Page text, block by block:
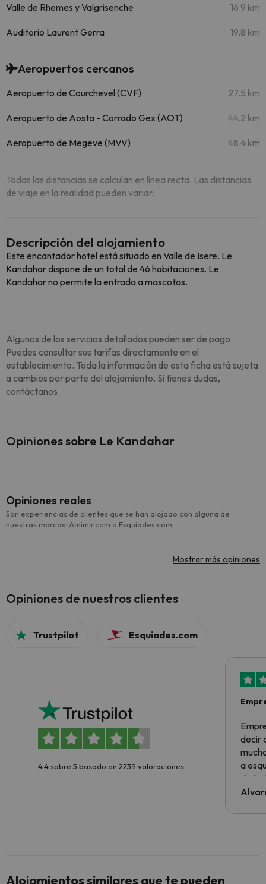
Valle de Rhemes y Valgrisenche 16.9 km
Auditorio Laurent Gerra 19.8 km
Aeropuertos cercanos
Aeropuerto de Courchevel (CVF) 27.5 km
Aeropuerto de Aosta - Corrado Gex (AOT) 44.2 km
Aeropuerto de Megeve (MVV) 48.4 km
Todas las distancias se calculan en línea recta. Las distancias
de viaje en la realidad pueden variar.
Descripción del alojamiento
Este encantador hotel está situado en Valle de Isere. Le
Kandahar dispone de un total de 46 habitaciones. Le
Kandahar no permite la entrada a mascotas.
Algunos de los servicios detallados pueden ser de pago.
Puedes consultar sus tarifas directamente en el
establecimiento. Toda la información de esta ficha está sujeta
a cambios por parte del alojamiento. Si tienes dudas,
contáctanos.
Opiniones sobre Le Kandahar
Opiniones reales
Son experiencias de clientes que se han alojado con alguna de
nuestras marcas: Amimir.com o Esquiades.com
Mostrar más opiniones
Opiniones de nuestros clientes
Trustpilot Esquiades.com
4.4 sobre 5 basado en 2239 valoraciones
decir
a
de
al
culpa
Alojamientos similares que te pueden